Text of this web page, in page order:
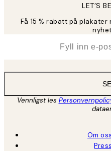
LET’S
Få 15 % rabatt på
Vennligst les
Om oss
Press